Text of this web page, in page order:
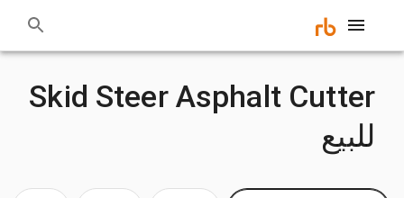
Skid Steer Asphalt Cutter
للبيع